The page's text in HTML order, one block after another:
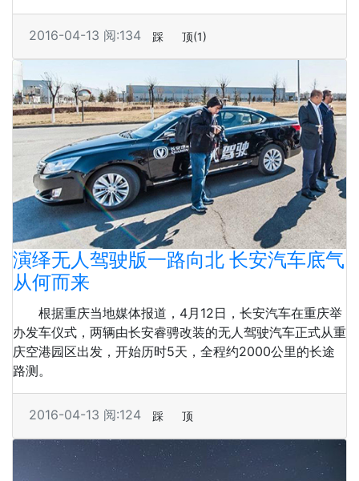
2016-04-13 阅:134 踩 顶(1)
演绎无人驾驶版一路向北 长安汽车底气
从何而来
根据重庆当地媒体报道，4月12日，长安汽车在重庆举
办发车仪式，两辆由长安睿骋改装的无人驾驶汽车正式从重
庆空港园区出发，开始历时5天，全程约2000公里的长途
路测。
2016-04-13 阅:124 踩 顶